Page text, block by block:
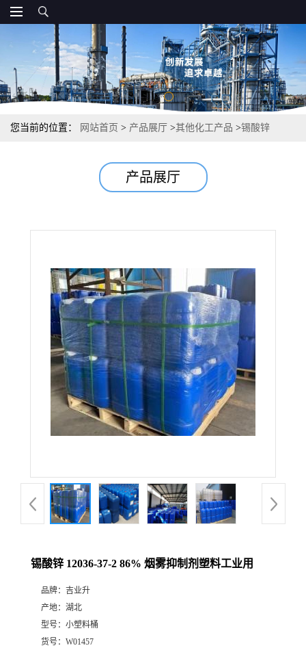
您当前的位置： 网站首页 > 产品展厅 >其他化工产品 >锡酸锌
产品展厅
锡酸锌 12036-37-2 86% 烟雾抑制剂塑料工业用
品牌： 吉业升
产地： 湖北
型号： 小塑料桶
货号： W01457